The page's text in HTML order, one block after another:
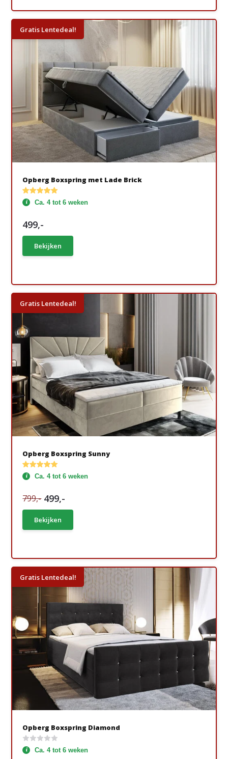
Gratis Lentedeal!
Opberg Boxspring met Lade Brick
Ca. 4 tot 6 weken
499,-
Bekijken
Gratis Lentedeal!
Opberg Boxspring Sunny
Ca. 4 tot 6 weken
799,- 499,-
Bekijken
Gratis Lentedeal!
Opberg Boxspring Diamond
Ca. 4 tot 6 weken